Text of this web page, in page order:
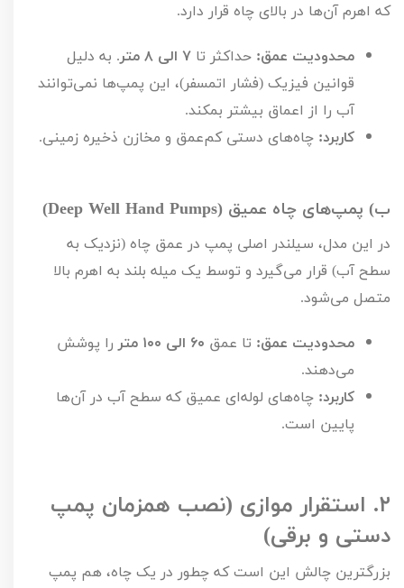
که اهرم آن‌ها در بالای چاه قرار دارد.
محدودیت عمق: حداکثر تا ۷ الی ۸ متر. به دلیل
قوانین فیزیک (فشار اتمسفر)، این پمپ‌ها نمی‌توانند
آب را از اعماق بیشتر بمکند.
کاربرد: چاه‌های دستی کم‌عمق و مخازن ذخیره زمینی.
ب) پمپ‌های چاه عمیق (Deep Well Hand Pumps
)
در این مدل، سیلندر اصلی پمپ در عمق چاه (نزدیک به
سطح آب) قرار می‌گیرد و توسط یک میله بلند به اهرم بالا
متصل می‌شود.
محدودیت عمق: تا عمق ۶۰ الی ۱۰۰ متر را پوشش
می‌دهند.
کاربرد: چاه‌های لوله‌ای عمیق که سطح آب در آن‌ها
پایین است.
۲. استقرار موازی (نصب همزمان پمپ
دستی و برقی)
بزرگترین چالش این است که چطور در یک چاه، هم پمپ